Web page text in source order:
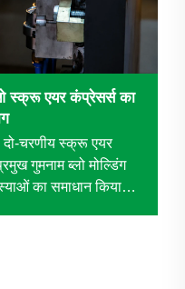
स्क्रू एयर कंप्रेसर्स का
दो-चरणीय स्क्रू एयर
गुमनाम ब्लो मोल्डिंग
का समाधान किया।